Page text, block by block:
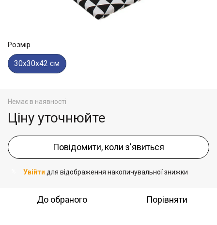
Розмір
30х30х42 см
Немає в наявності
Ціну уточнюйте
Повідомити, коли з'явиться
Увійти для відображення накопичувальної знижки
До обраного Порівняти